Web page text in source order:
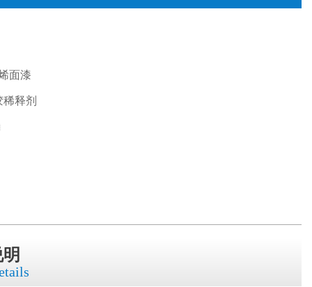
面漆
释剂